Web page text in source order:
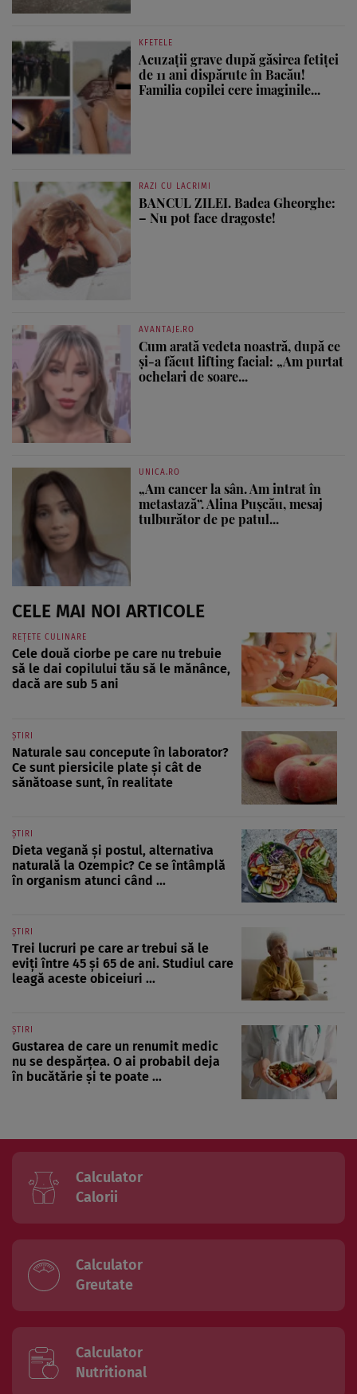
KFETELE
Acuzații grave după găsirea fetiței
de 11 ani dispărute în Bacău!
Familia copilei cere imaginile...
RAZI CU LACRIMI
BANCUL ZILEI. Badea Gheorghe:
– Nu pot face dragoste!
AVANTAJE.RO
Cum arată vedeta noastră, după ce
și-a făcut lifting facial: „Am purtat
ochelari de soare...
UNICA.RO
„Am cancer la sân. Am intrat în
metastază”. Alina Pușcău, mesaj
tulburător de pe patul...
CELE MAI NOI ARTICOLE
REȚETE CULINARE
Cele două ciorbe pe care nu trebuie
să le dai copilului tău să le mănânce,
dacă are sub 5 ani
ȘTIRI
Naturale sau concepute în laborator?
Ce sunt piersicile plate și cât de
sănătoase sunt, în realitate
ȘTIRI
Dieta vegană și postul, alternativa
naturală la Ozempic? Ce se întâmplă
în organism atunci când ...
ȘTIRI
Trei lucruri pe care ar trebui să le
eviți între 45 și 65 de ani. Studiul care
leagă aceste obiceiuri ...
ȘTIRI
Gustarea de care un renumit medic
nu se despărțea. O ai probabil deja
în bucătărie și te poate ...
Calculator
Calorii
Calculator
Greutate
Calculator
Nutritional